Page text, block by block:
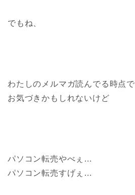
でもね、
わたしのメルマガ読んでる時点で
お気づきかもしれないけど
パソコン転売やべぇ…
パソコン転売すげぇ…